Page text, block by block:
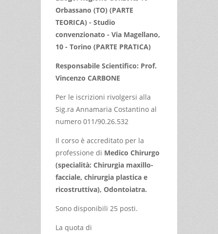
Orbassano (TO) (PARTE
TEORICA) - Studio
convenzionato - Via Magellano,
10 - Torino (PARTE PRATICA)
Responsabile Scientifico: Prof.
Vincenzo CARBONE
Per le iscrizioni rivolgersi alla
Sig.ra Annamaria Costantino al
numero 011/90.26.532
Il corso è accreditato per la
professione di Medico Chirurgo
(specialità: Chirurgia maxillo-
facciale, chirurgia plastica e
ricostruttiva), Odontoiatra.
Sono disponibili 25 posti.
La quota di